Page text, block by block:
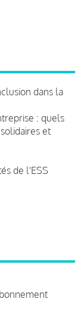
dans la
: quels
et
de l'ESS